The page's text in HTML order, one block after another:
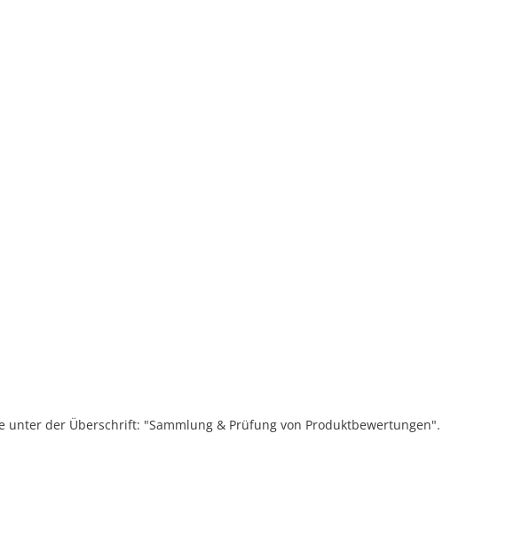
der Überschrift: "Sammlung & Prüfung von Produktbewertungen".